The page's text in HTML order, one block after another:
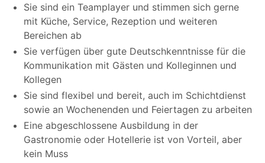
Sie sind ein Teamplayer und stimmen sich gerne
mit Küche, Service, Rezeption und weiteren
Bereichen ab
Sie verfügen über gute Deutschkenntnisse für die
Kommunikation mit Gästen und Kolleginnen und
Kollegen
Sie sind flexibel und bereit, auch im Schichtdienst
sowie an Wochenenden und Feiertagen zu arbeiten
Eine abgeschlossene Ausbildung in der
Gastronomie oder Hotellerie ist von Vorteil, aber
kein Muss